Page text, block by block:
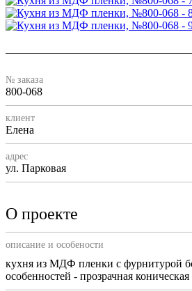
№ заказа
800-068
клиент
Елена
адрес
ул. Парковая
О проекте
описание и особености
кухня из МДФ пленки с фурнитурой
особенностей - прозрачная